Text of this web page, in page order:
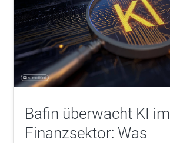
Bafin überwacht KI im
Finanzsektor: Was